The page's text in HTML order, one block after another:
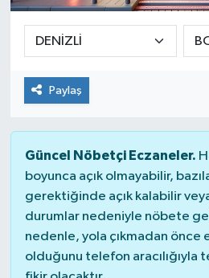
Paylaş
Güncel Nöbetçi Eczaneler.
boyunca açık olmayabilir,
gerektiğinde açık kalabilir
durumlar nedeniyle nöbete
nedenle, yola çıkmadan önce
olduğunu telefon aracılığıyla